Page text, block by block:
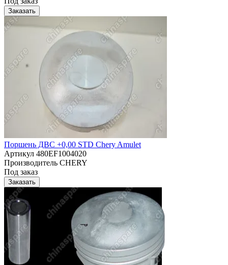
Заказать
Поршень ДВС +0,00 STD Chery Amulet
Артикул 480EF1004020
Производитель CHERY
Под заказ
Заказать